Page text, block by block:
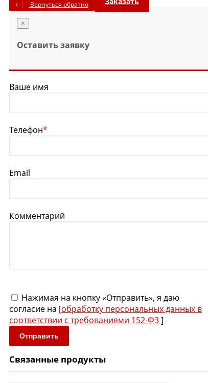
Вернуться обратно
×
Оставить заявку
Ваше имя
Телефон*
Email
Комментарий
Нажимая на кнопку «Отправить», я даю
согласие на [обработку персональных данных в
соответствии с требованиями 152-ФЗ]
Отправить
Связанные продукты